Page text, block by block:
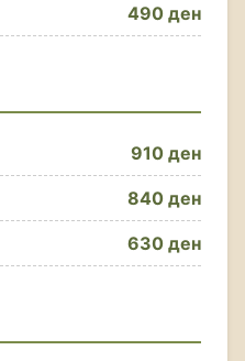
490 ден
910 ден
840 ден
630 ден